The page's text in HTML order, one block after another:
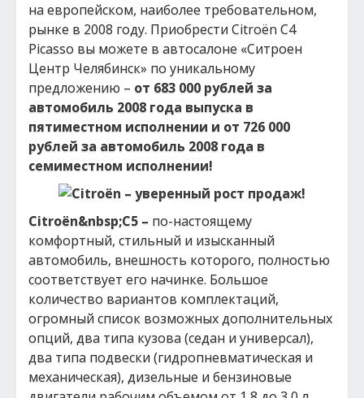
на европейском, наиболее требовательном,
рынке в 2008 году. Приобрести Citroёn С4
Picasso вы можете в автосалоне «Ситроен
Центр Челябинск» по уникальному
предложению – от 683 000 рублей за
автомобиль 2008 года выпуска в
пятиместном исполнении и от 726 000
рублей за автомобиль 2008 года в
семиместном исполнении!
Citroёn&nbsp;C5 – по-настоящему
комфортный, стильный и изысканный
автомобиль, внешность которого, полностью
соответствует его начинке. Большое
количество вариантов комплектаций,
огромный список возможных дополнительных
опций, два типа кузова (седан и универсал),
два типа подвески (гидропневматическая и
механическая), дизельные и бензиновые